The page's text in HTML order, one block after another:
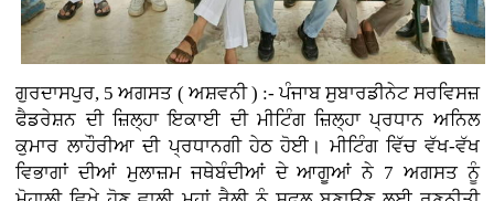
ਗੁਰਦਾਸਪੁਰ, 5 ਅਗਸਤ ( ਅਸ਼ਵਨੀ ) :-ਪੰਜਾਬ ਸੁਬਾਰਡੀਨੇਟ ਸਰਵਿਸਜ਼
ਫੈਡਰੇਸ਼ਨ ਦੀ ਜ਼ਿਲ੍ਹਾ ਇਕਾਈ ਦੀ ਮੀਟਿੰਗ ਜ਼ਿਲ੍ਹਾ ਪ੍ਰਧਾਨ ਅਨਿਲ
ਕੁਮਾਰ ਲਾਹੌਰੀਆ ਦੀ ਪ੍ਰਧਾਨਗੀ ਹੇਠ ਹੋਈ। ਮੀਟਿੰਗ ਵਿੱਚ ਵੱਖ-ਵੱਖ
ਵਿਭਾਗਾਂ ਦੀਆਂ ਮੁਲਾਜ਼ਮ ਜਥੇਬੰਦੀਆਂ ਦੇ ਆਗੂਆਂ ਨੇ 7 ਅਗਸਤ ਨੂੰ